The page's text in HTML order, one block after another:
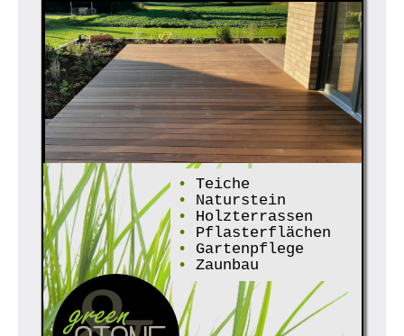
•
Teiche
•
Naturstein
•
Holzterrassen
•
Pflasterflächen
•
Gartenpflege
•
Zaunbau